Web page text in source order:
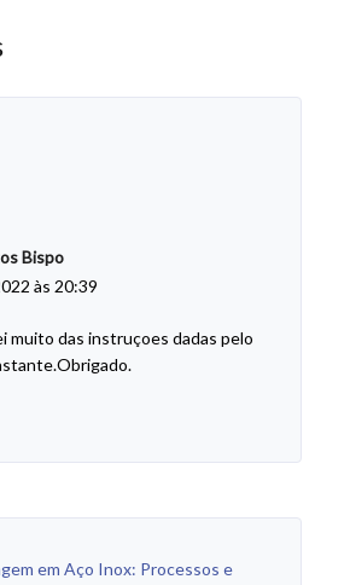
Bispo
às 20:39
muito das instruçoes dadas pelo
em Aço Inox: Processos e